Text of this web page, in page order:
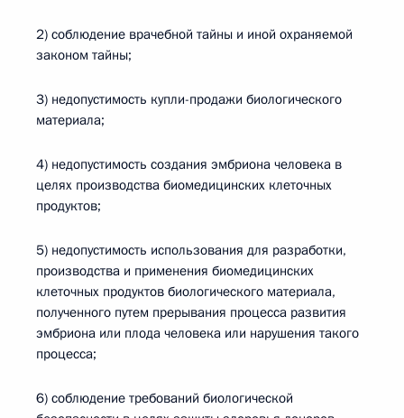
2) соблюдение врачебной тайны и иной охраняемой
законом тайны;
3) недопустимость купли-продажи биологического
материала;
4) недопустимость создания эмбриона человека в
целях производства биомедицинских клеточных
продуктов;
5) недопустимость использования для разработки,
производства и применения биомедицинских
клеточных продуктов биологического материала,
полученного путем прерывания процесса развития
эмбриона или плода человека или нарушения такого
процесса;
6) соблюдение требований биологической